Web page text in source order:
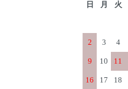
日 月 火
2 3 4
9 10 11
16 17 18